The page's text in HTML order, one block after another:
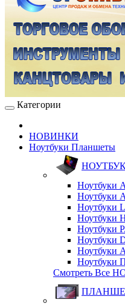
Категории
НОВИНКИ
Ноутбуки Планшеты
Ноутбуки
Ноутбуки
Ноутбуки
Ноутбуки
Ноутбуки
Ноутбуки
Ноутбуки
Смотреть Все